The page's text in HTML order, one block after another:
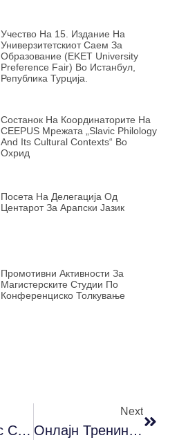
Учество На 15. Издание На
Универзитетскиот Саем За
Образование (EKET University
Preference Fair) Во Истанбул,
Република Турција.
Состанок На Координаторите На
CEEPUS Мрежата „Slavic Philology
And Its Cultural Contexts“ Во
Охрид
Посета На Делегација Од
Центарот За Арапски Јазик
Промотивни Активности За
Магистерските Студии По
Конференциско Толкување
Втор Циклус Студии – Запишување Летен Семестар Во Акад. 2021/2022
Next
Онлајн Тренинг–Програма „Дигитални Вештини За Граѓанско Учество“